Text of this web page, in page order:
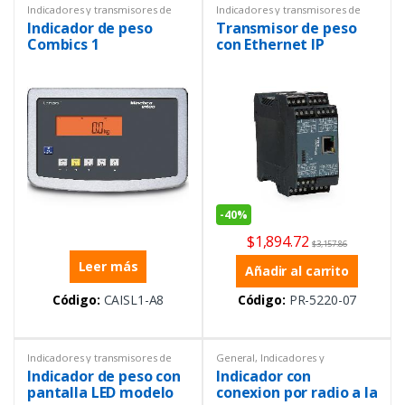
Indicadores y transmisores de
Instrumentación y
Procesos, Peso
Indicador de peso
Combics 1
Leer más
Código: CAISL1-A8
Indicadores y transmisores de
Instrumentación y
Procesos,Peso
Transmisor de peso
con Ethernet IP
-40%
$1,894.72 $3,157.86
Añadir al carrito
Código: PR-5220-07
Indicadores y transmisores de
peso, Instrumentación y
Procesos, Peso
Indicador de peso con
pantalla LED modelo
General, Indicadores y
transmisores de peso ,
Instrumentación y Procesos
Ofertas,Peso
Indicador con
conexion por radio a la